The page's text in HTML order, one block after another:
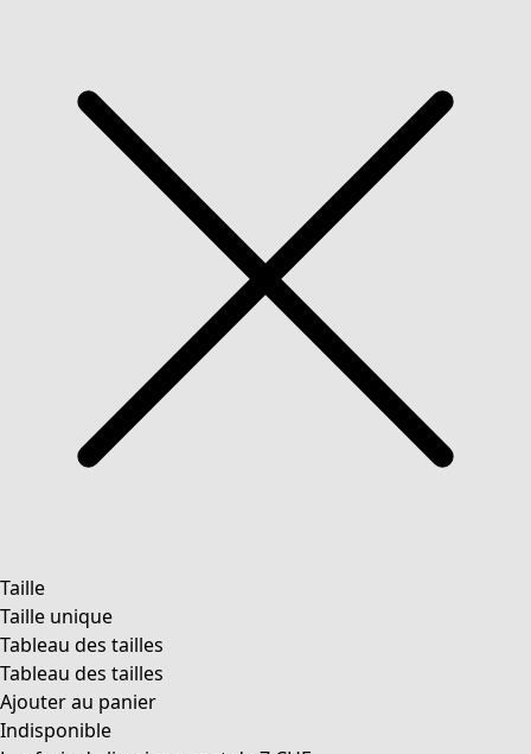
Taille
Taille unique
Tableau des tailles
Tableau des tailles
Ajouter au panier
Indisponible